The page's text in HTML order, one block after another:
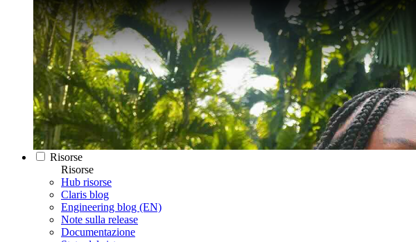
Risorse
Risorse
Hub risorse
Claris blog
Engineering blog (EN)
Note sulla release
Documentazione